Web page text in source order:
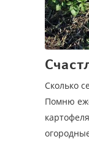
Сколько
Помню